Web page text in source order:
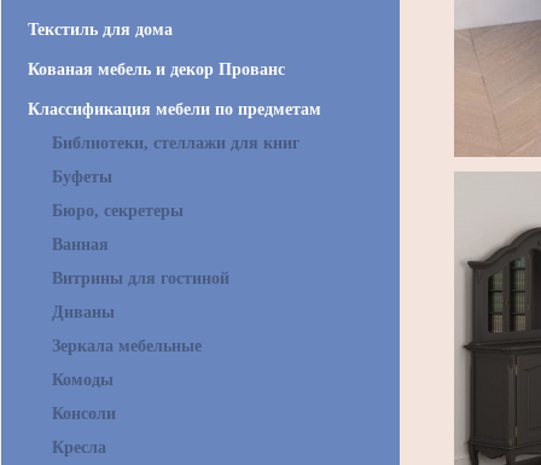
Текстиль для дома
Кованая мебель и декор Прованс
Классификация мебели по предметам
Библиотеки, стеллажи для книг
Буфеты
Бюро, секретеры
Ванная
Витрины для гостиной
Диваны
Зеркала мебельные
Комоды
Консоли
Кресла